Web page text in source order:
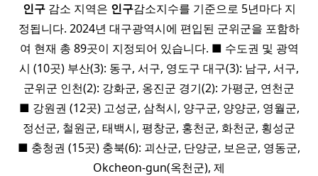
인구감소 지역은 인구감소지수를 기준으로 5년마다 지
정됩니다. 2024년 대구광역시에 편입된 군위군을 포함하
여 현재 총 89곳이 지정되어 있습니다. ■ 수도권 및 광역
시 (10곳) 부산(3): 동구, 서구, 영도구 대구(3): 남구, 서구,
군위군 인천(2): 강화군, 옹진군 경기(2): 가평군, 연천군
■ 강원권 (12곳) 고성군, 삼척시, 양구군, 양양군, 영월군,
정선군, 철원군, 태백시, 평창군, 홍천군, 화천군, 횡성군
■ 충청권 (15곳) 충북(6): 괴산군, 단양군, 보은군, 영동군,
Okcheon-gun(옥천군), 제